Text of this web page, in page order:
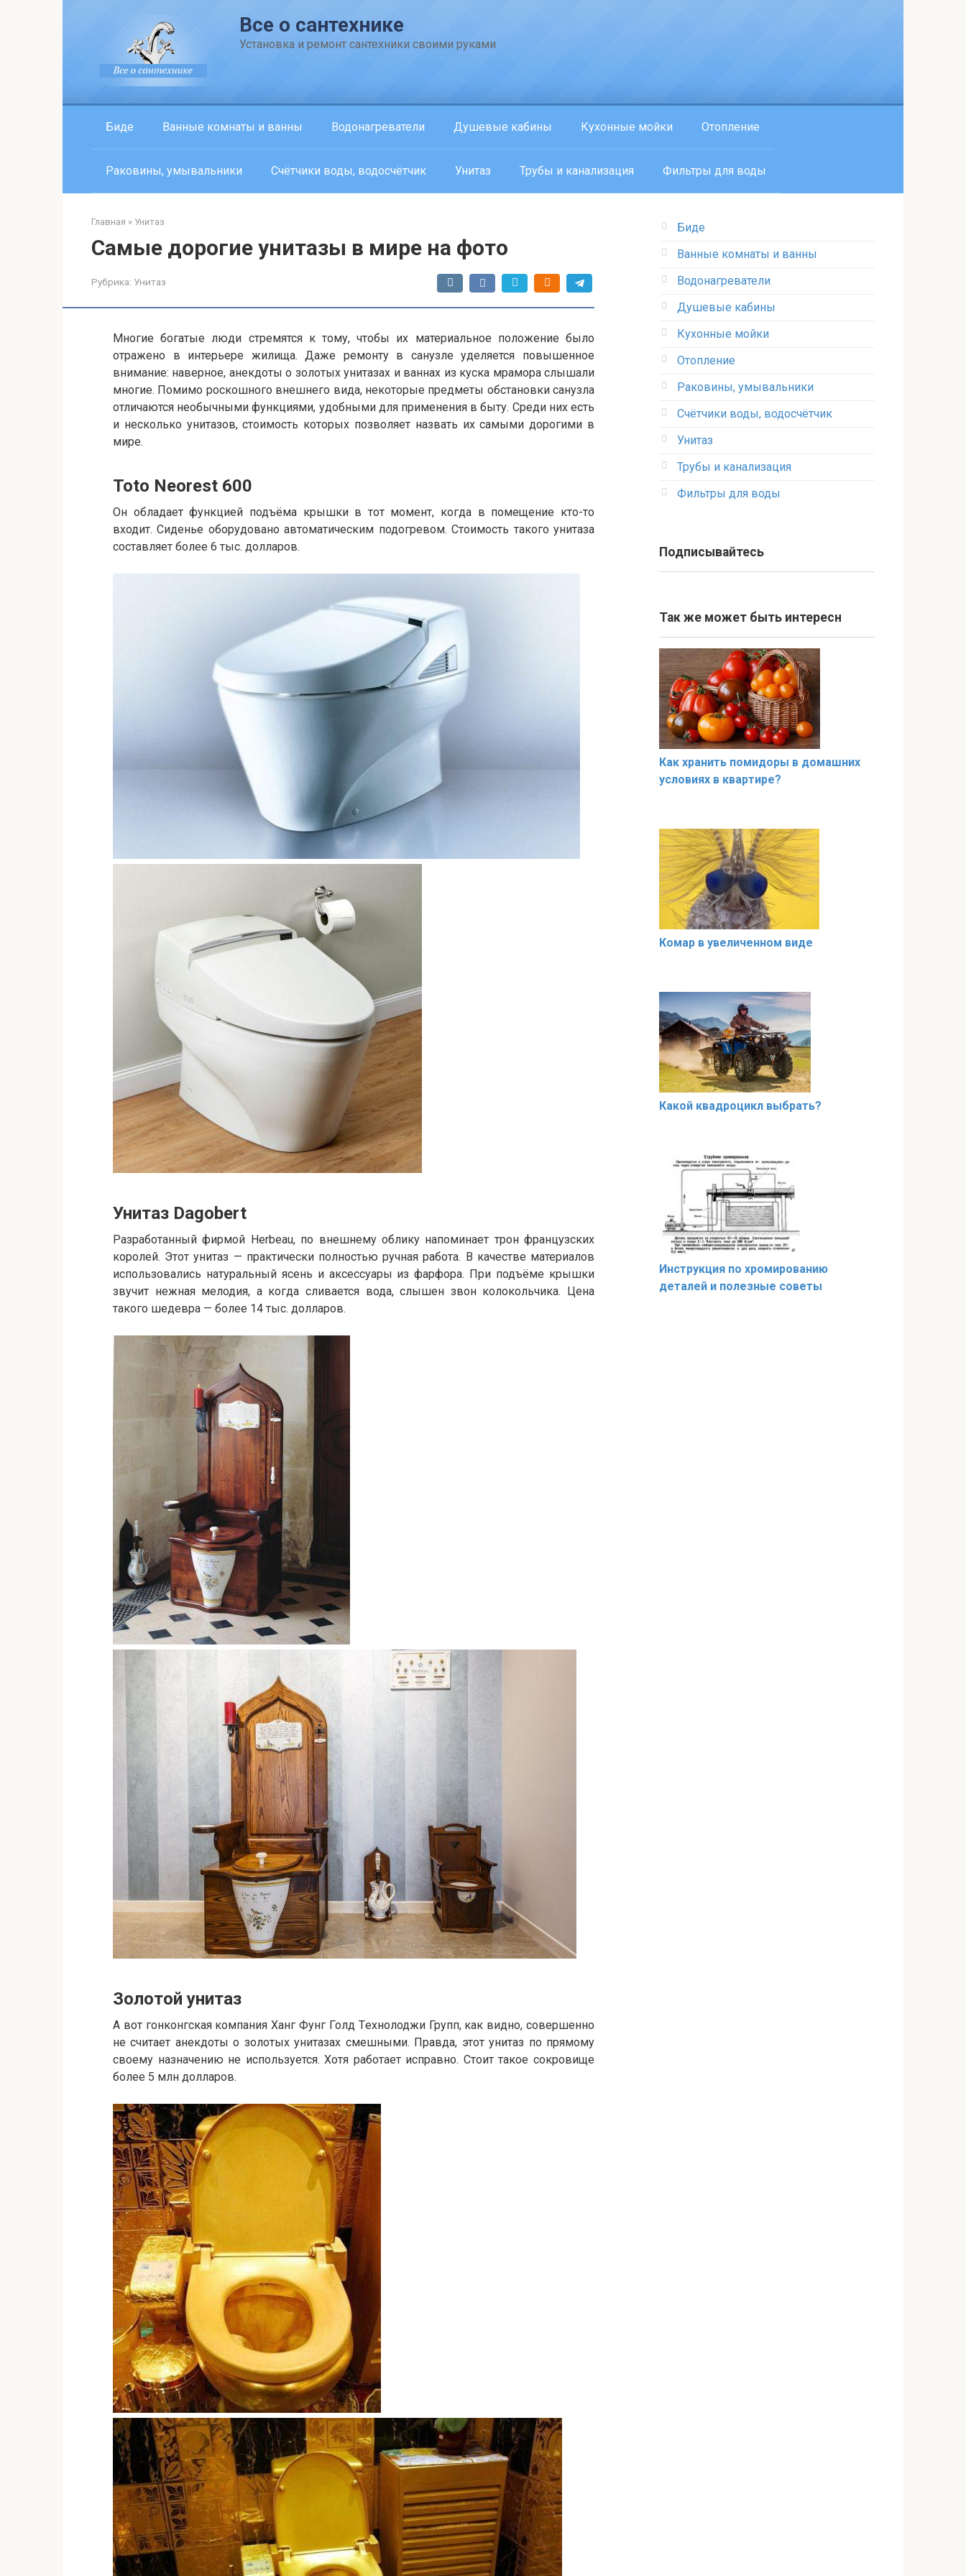
Все о сантехнике
Установка и ремонт сантехники своими руками
Биде Ванные комнаты и ванны Водонагреватели Душевые кабины Кухонные мойки Отопление
Раковины, умывальники Счётчики воды, водосчётчик Унитаз Трубы и канализация Фильтры для воды
Главная » Унитаз
Самые дорогие унитазы в мире на фото
Рубрика: Унитаз
Многие богатые люди стремятся к тому, чтобы их материальное положение было
отражено в интерьере жилища. Даже ремонту в санузле уделяется повышенное
внимание: наверное, анекдоты о золотых унитазах и ваннах из куска мрамора слышали
многие. Помимо роскошного внешнего вида, некоторые предметы обстановки санузла
отличаются необычными функциями, удобными для применения в быту. Среди них есть
и несколько унитазов, стоимость которых позволяет назвать их самыми дорогими в
мире.
Toto Neorest 600
Он обладает функцией подъёма крышки в тот момент, когда в помещение кто-то
входит. Сиденье оборудовано автоматическим подогревом. Стоимость такого унитаза
составляет более 6 тыс. долларов.
Унитаз Dagobert
Разработанный фирмой Herbeau, по внешнему облику напоминает трон французских
королей. Этот унитаз — практически полностью ручная работа. В качестве материалов
использовались натуральный ясень и аксессуары из фарфора. При подъёме крышки
звучит нежная мелодия, а когда сливается вода, слышен звон колокольчика. Цена
такого шедевра — более 14 тыс. долларов.
Золотой унитаз
А вот гонконгская компания Ханг Фунг Голд Tехнолоджи Групп, как видно, совершенно
не считает анекдоты о золотых унитазах смешными. Правда, этот унитаз по прямому
своему назначению не используется. Хотя работает исправно. Стоит такое сокровище
более 5 млн долларов.
Биде
Ванные комнаты и ванны
Водонагреватели
Душевые кабины
Кухонные мойки
Отопление
Раковины, умывальники
Счётчики воды, водосчётчик
Унитаз
Трубы и канализация
Фильтры для воды
Подписывайтесь
Так же может быть интересн
Как хранить помидоры в домашних
условиях в квартире?
Комар в увеличенном виде
Какой квадроцикл выбрать?
Инструкция по хромированию
деталей и полезные советы